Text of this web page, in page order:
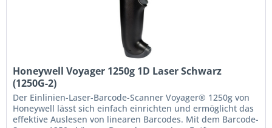
Honeywell Voyager 1250g 1D Laser Schwarz
(1250G-2)
Der Einlinien-Laser-Barcode-Scanner Voyager® 1250g von
Honeywell lässt sich einfach einrichten und ermöglicht das
effektive Auslesen von linearen Barcodes. Mit dem Barcode-